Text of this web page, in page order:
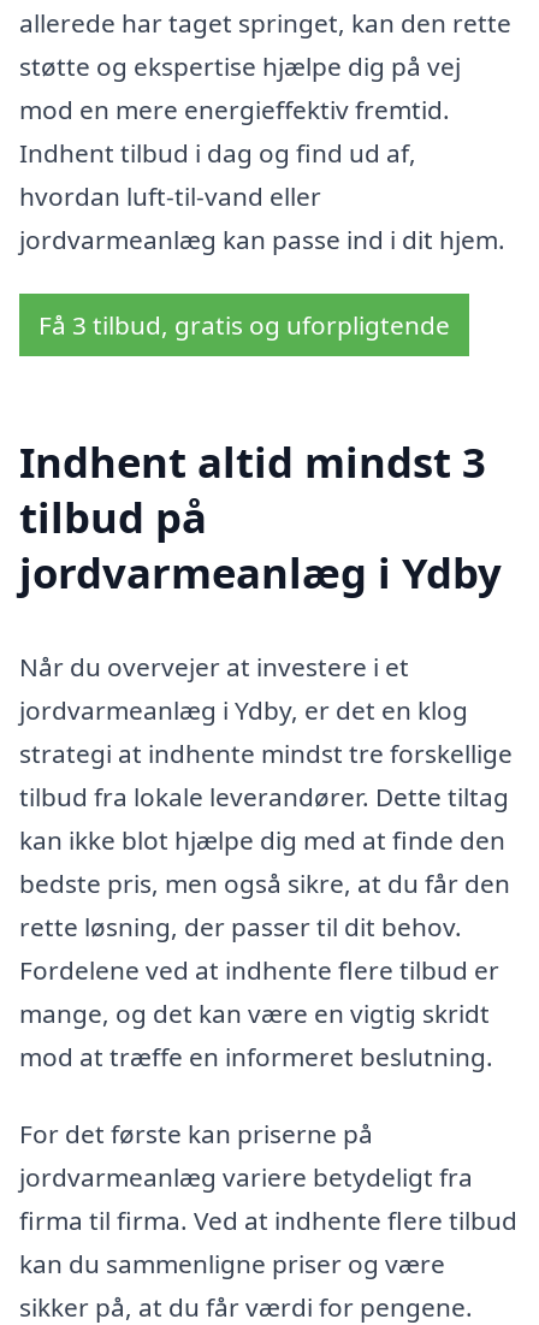
allerede har taget springet, kan den rette
støtte og ekspertise hjælpe dig på vej
mod en mere energieffektiv fremtid.
Indhent tilbud i dag og find ud af,
hvordan luft-til-vand eller
jordvarmeanlæg kan passe ind i dit hjem.
Få 3 tilbud, gratis og uforpligtende
Indhent altid mindst 3
tilbud på
jordvarmeanlæg i Ydby
Når du overvejer at investere i et
jordvarmeanlæg i Ydby, er det en klog
strategi at indhente mindst tre forskellige
tilbud fra lokale leverandører. Dette tiltag
kan ikke blot hjælpe dig med at finde den
bedste pris, men også sikre, at du får den
rette løsning, der passer til dit behov.
Fordelene ved at indhente flere tilbud er
mange, og det kan være en vigtig skridt
mod at træffe en informeret beslutning.
For det første kan priserne på
jordvarmeanlæg variere betydeligt fra
firma til firma. Ved at indhente flere tilbud
kan du sammenligne priser og være
sikker på, at du får værdi for pengene.